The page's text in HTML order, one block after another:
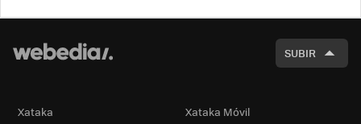
SUBIR
Xataka Xataka Móvil